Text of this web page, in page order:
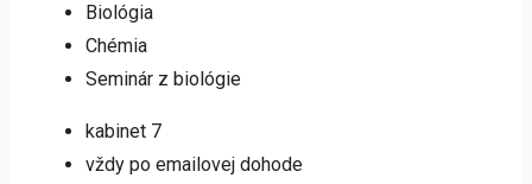
Biológia
Chémia
Seminár z biológie
kabinet 7
vždy po emailovej dohode